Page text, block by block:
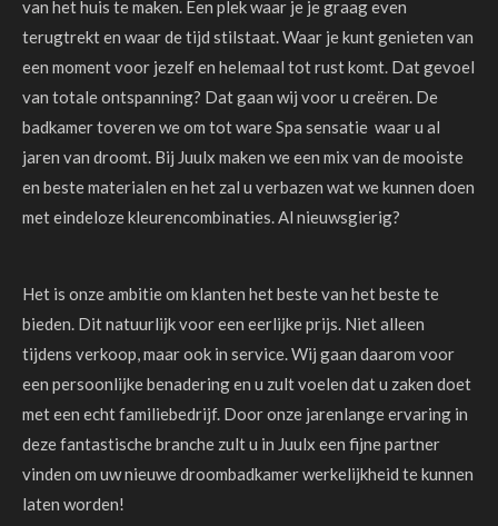
van het huis te maken. Een plek waar je je graag even
terugtrekt en waar de tijd stilstaat. Waar je kunt genieten van
een moment voor jezelf en helemaal tot rust komt. Dat gevoel
van totale ontspanning? Dat gaan wij voor u creëren. De
badkamer toveren we om tot ware Spa sensatie waar u al
jaren van droomt. Bij Juulx maken we een mix van de mooiste
en beste materialen en het zal u verbazen wat we kunnen doen
met eindeloze kleurencombinaties. Al nieuwsgierig?
Het is onze ambitie om klanten het beste van het beste te
bieden. Dit natuurlijk voor een eerlijke prijs. Niet alleen
tijdens verkoop, maar ook in service. Wij gaan daarom voor
een persoonlijke benadering en u zult voelen dat u zaken doet
met een echt familiebedrijf. Door onze jarenlange ervaring in
deze fantastische branche zult u in Juulx een fijne partner
vinden om uw nieuwe droombadkamer werkelijkheid te kunnen
laten worden!